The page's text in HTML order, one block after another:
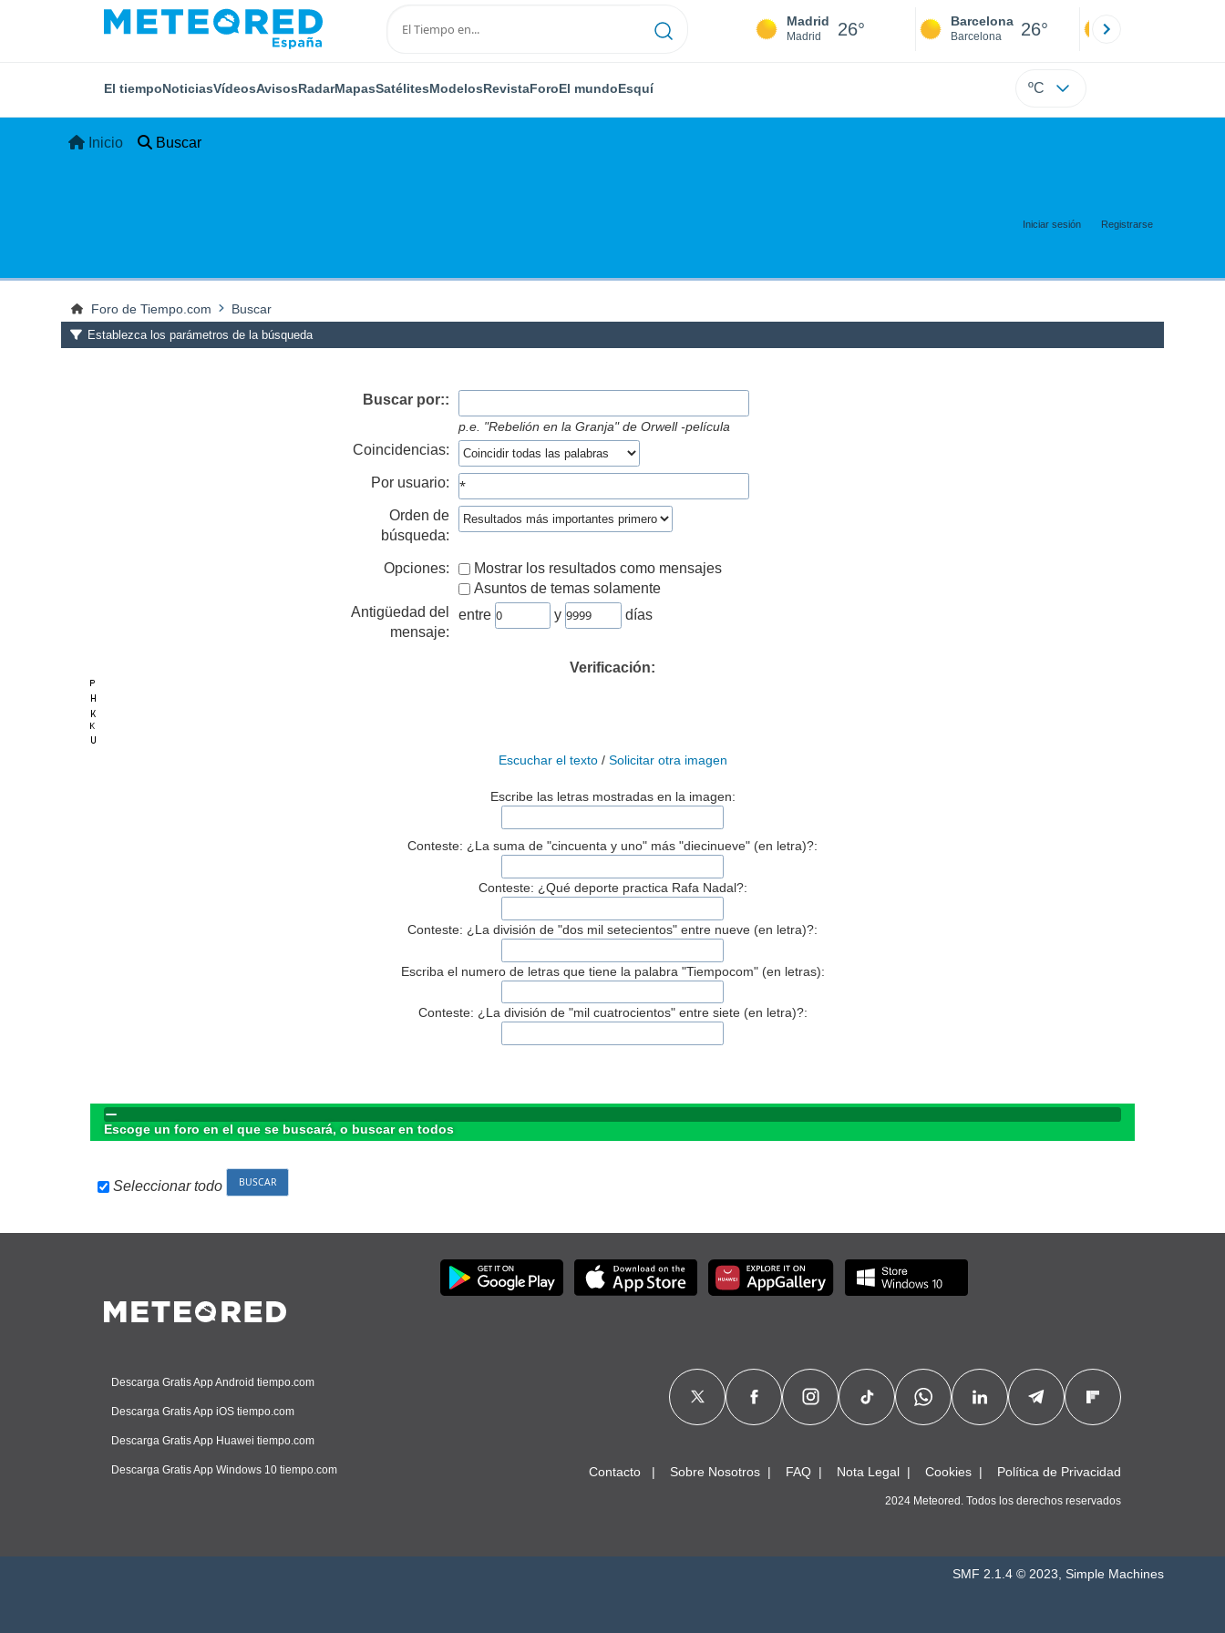
Madrid
Madrid 26° Barcelona
Barcelona 26°
El tiempoNoticiasVídeosAvisosRadarMapasSatélitesModelosRevistaForoEl mundoEsquí ºC
Inicio Buscar
Iniciar sesión Registrarse
Foro de Tiempo.com Buscar
Establezca los parámetros de la búsqueda
Buscar por::
p.e. "Rebelión en la Granja" de Orwell -película
Coincidencias:
Por usuario:
Orden de
búsqueda:
Opciones:
Mostrar los resultados como mensajes
Asuntos de temas solamente
Antigüedad del
mensaje:
entre y días
Verificación:
Escuchar el texto/ Solicitar otra imagen
Escribe las letras mostradas en la imagen:
Conteste: ¿La suma de "cincuenta y uno" más "diecinueve" (en letra)?:
Conteste: ¿Qué deporte practica Rafa Nadal?:
Conteste: ¿La división de "dos mil setecientos" entre nueve (en letra)?:
Escriba el numero de letras que tiene la palabra "Tiempocom" (en letras):
Conteste: ¿La división de "mil cuatrocientos" entre siete (en letra)?:
Escoge un foro en el que se buscará, o buscar en todos
Seleccionar todo
Descarga Gratis App Android tiempo.com
Descarga Gratis App iOS tiempo.com
Descarga Gratis App Huawei tiempo.com
Descarga Gratis App Windows 10 tiempo.com Contacto Sobre Nosotros FAQ Nota Legal Cookies Política de Privacidad
2024 Meteored. Todos los derechos reservados
SMF 2.1.4 © 2023, Simple Machines